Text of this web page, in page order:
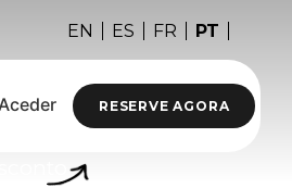
EN ES FR PT
Aceder RESERVE AGORA